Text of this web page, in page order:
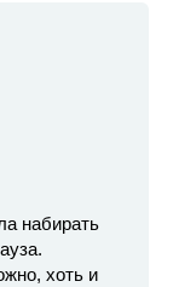
набирать
хоть и